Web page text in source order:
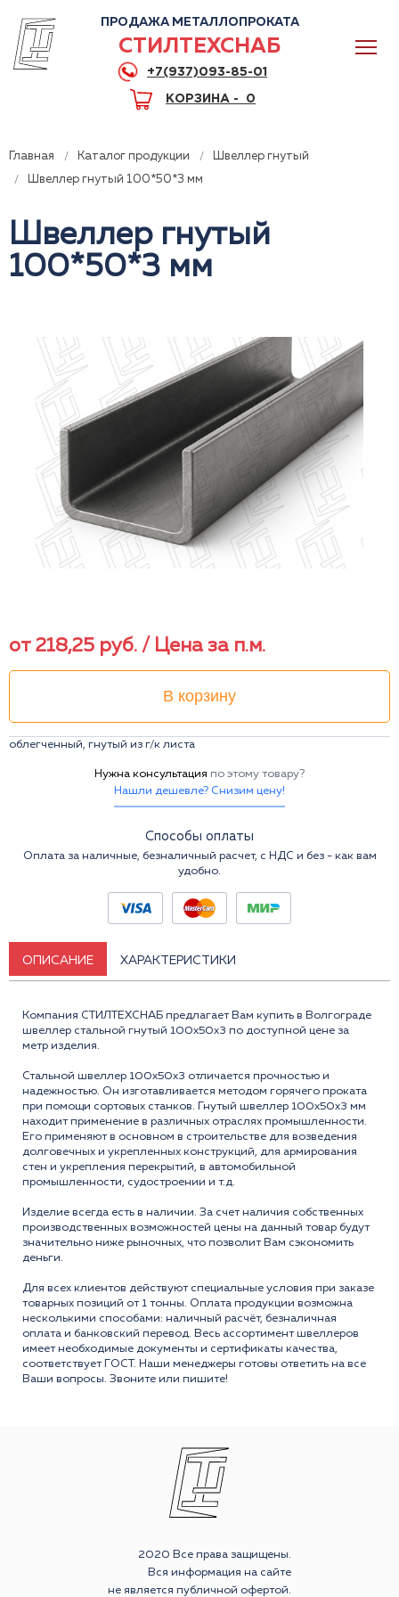
ПРОДАЖА МЕТАЛЛОПРОКАТА
СТИЛТЕХСНАБ
+7(937)093-85-01
КОРЗИНА - 0
Главная Каталог продукции
Швеллер гнутый
Швеллер гнутый 100*50*3 мм
Швеллер гнутый
100*50*3 мм
от 218,25 руб. / Цена за п.м.
В корзину
облегченный, гнутый из г/к листа
Нужна консультация по этому товару?
Нашли дешевле? Снизим цену!
Способы оплаты
Оплата за наличные, безналичный расчет, с НДС и без - как вам
удобно.
ОПИСАНИЕ ХАРАКТЕРИСТИКИ
Компания СТИЛТЕХСНАБ предлагает Вам купить в Волгограде
швеллер стальной гнутый 100x50x3 по доступной цене за
метр изделия.
Стальной швеллер 100x50x3 отличается прочностью и
надежностью. Он изготавливается методом горячего проката
при помощи сортовых станков. Гнутый швеллер 100x50x3 мм
находит применение в различных отраслях промышленности.
Его применяют в основном в строительстве для возведения
долговечных и укрепленных конструкций, для армирования
стен и укрепления перекрытий, в автомобильной
промышленности, судостроении и т.д.
Изделие всегда есть в наличии. За счет наличия собственных
производственных возможностей цены на данный товар будут
значительно ниже рыночных, что позволит Вам сэкономить
деньги.
Для всех клиентов действуют специальные условия при заказе
товарных позиций от 1 тонны. Оплата продукции возможна
несколькими способами: наличный расчёт, безналичная
оплата и банковский перевод. Весь ассортимент швеллеров
имеет необходимые документы и сертификаты качества,
соответствует ГОСТ. Наши менеджеры готовы ответить на все
Ваши вопросы. Звоните или пишите!
2020 Все права защищены.
Вся информация на сайте
не является публичной офертой.